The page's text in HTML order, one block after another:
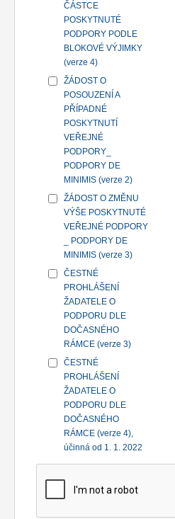
ČÁSTCE
POSKYTNUTÉ
PODPORY PODLE
BLOKOVÉ VÝJIMKY
(verze 4)
ŽÁDOST O
POSOUZENÍ A
PŘÍPADNÉ
POSKYTNUTÍ
VEŘEJNÉ
PODPORY_
PODPORY DE
MINIMIS (verze 2)
ŽÁDOST O ZMĚNU
VÝŠE POSKYTNUTÉ
VEŘEJNÉ PODPORY
_ PODPORY DE
MINIMIS (verze 3)
ČESTNÉ
PROHLÁŠENÍ
ŽADATELE O
PODPORU DLE
DOČASNÉHO
RÁMCE (verze 3)
ČESTNÉ
PROHLÁŠENÍ
ŽADATELE O
PODPORU DLE
DOČASNÉHO
RÁMCE (verze 4),
účinná od 1. 1. 2022